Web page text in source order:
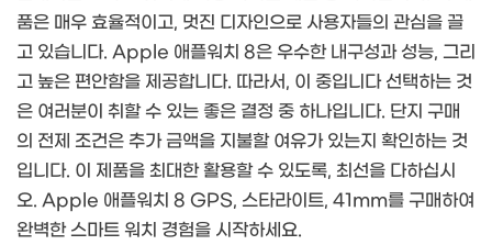
품은 매우 효율적이고, 멋진 디자인으로 사용자들의 관심을 끌
고 있습니다. Apple 애플워치 8은 우수한 내구성과 성능, 그리
고 높은 편안함을 제공합니다. 따라서, 이 중입니다 선택하는 것
은 여러분이 취할 수 있는 좋은 결정 중 하나입니다. 단지 구매
의 전제 조건은 추가 금액을 지불할 여유가 있는지 확인하는 것
입니다. 이 제품을 최대한 활용할 수 있도록, 최선을 다하십시
오. Apple 애플워치 8 GPS, 스타라이트, 41mm를 구매하여
완벽한 스마트 워치 경험을 시작하세요.